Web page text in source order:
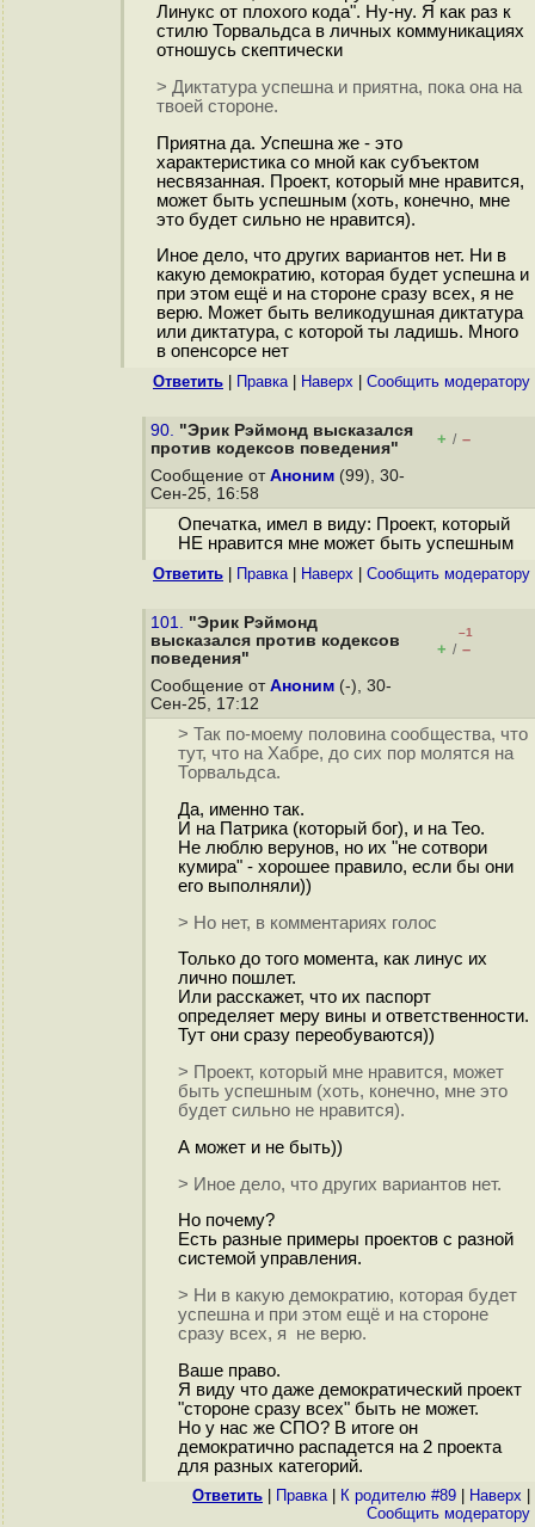
Линукс от плохого кода". Ну-ну. Я как раз к
стилю Торвальдса в личных коммуникациях
отношусь скептически
> Диктатура успешна и приятна, пока она на
твоей стороне.
Приятна да. Успешна же - это
характеристика со мной как субъектом
несвязанная. Проект, который мне нравится,
может быть успешным (хоть, конечно, мне
это будет сильно не нравится).
Иное дело, что других вариантов нет. Ни в
какую демократию, которая будет успешна и
при этом ещё и на стороне сразу всех, я не
верю. Может быть великодушная диктатура
или диктатура, с которой ты ладишь. Много
в опенсорсе нет
Ответить Правка| Наверх Cообщить модератору
90. "Эрик Рэймонд высказался
против кодексов поведения"
+ / –
Сообщение от Аноним (99), 30-
Сен-25, 16:58
Опечатка, имел в виду: Проект, который
НЕ нравится мне может быть успешным
Ответить Правка| Наверх Cообщить модератору
101. "Эрик Рэймонд
высказался против кодексов
поведения"
–1
+ / –
Сообщение от Аноним (-), 30-
Сен-25, 17:12
> Так по-моему половина сообщества, что
тут, что на Хабре, до сих пор молятся на
Торвальдса.
Да, именно так.
И на Патрика (который бог), и на Тео.
Не люблю верунов, но их "не сотвори
кумира" - хорошее правило, если бы они
его выполняли))
> Но нет, в комментариях голос
Только до того момента, как линус их
лично пошлет.
Или расскажет, что их паспорт
определяет меру вины и ответственности.
Тут они сразу переобуваются))
> Проект, который мне нравится, может
быть успешным (хоть, конечно, мне это
будет сильно не нравится).
А может и не быть))
> Иное дело, что других вариантов нет.
Но почему?
Есть разные примеры проектов с разной
системой управления.
> Ни в какую демократию, которая будет
успешна и при этом ещё и на стороне
сразу всех, я не верю.
Ваше право.
Я виду что даже демократический проект
"стороне сразу всех" быть не может.
Но у нас же СПО? В итоге он
демократично распадется на 2 проекта
для разных категорий.
Ответить Правка| К родителю #89 Наверх
Cообщить модератору